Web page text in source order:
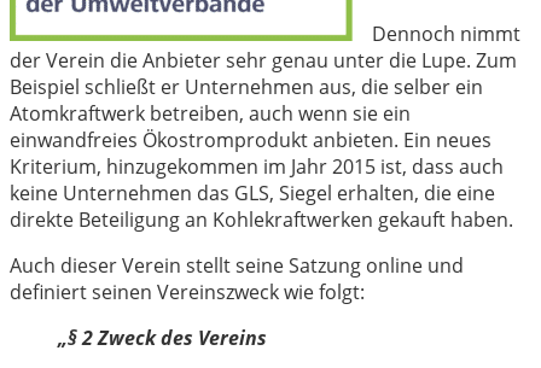
Dennoch nimmt
der Verein die Anbieter sehr genau unter die Lupe. Zum
Beispiel schließt er Unternehmen aus, die selber ein
Atomkraftwerk betreiben, auch wenn sie ein
einwandfreies Ökostromprodukt anbieten. Ein neues
Kriterium, hinzugekommen im Jahr 2015 ist, dass auch
keine Unternehmen das GLS, Siegel erhalten, die eine
direkte Beteiligung an Kohlekraftwerken gekauft haben.
Auch dieser Verein stellt seine Satzung online und
definiert seinen Vereinszweck wie folgt:
„§ 2 Zweck des Vereins